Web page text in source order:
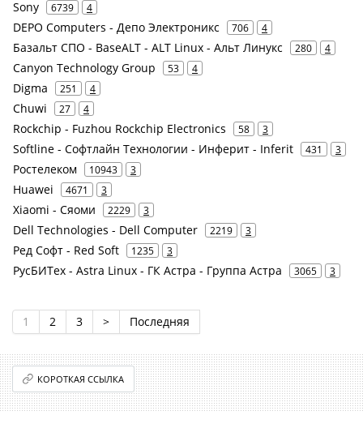
Sony 6739 4
DEPO Computers - Депо Электроникс 706 4
Базальт СПО - BaseALT - ALT Linux - Альт Линукс 280 4
Canyon Technology Group 53 4
Digma 251 4
Chuwi 27 4
Rockchip - Fuzhou Rockchip Electronics 58 3
Softline - Софтлайн Технологии - Инферит - Inferit 431 3
Ростелеком 10943 3
Huawei 4671 3
Xiaomi - Сяоми 2229 3
Dell Technologies - Dell Computer 2219 3
Ред Софт - Red Soft 1235 3
РусБИТех - Astra Linux - ГК Астра - Группа Астра 3065 3
1 2 3 > Последняя
КОРОТКАЯ ССЫЛКА